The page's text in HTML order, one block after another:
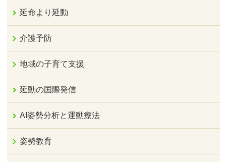
延命より延動
介護予防
地域の子育て支援
延動の国際発信
AI姿勢分析と運動療法
姿勢教育